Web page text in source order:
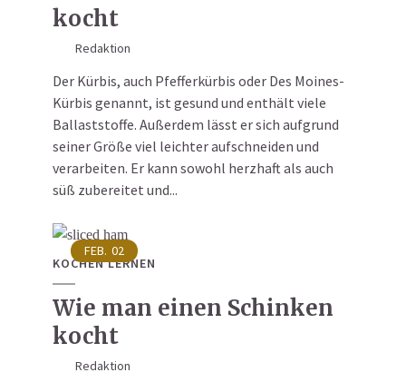
kocht
Redaktion
Der Kürbis, auch Pfefferkürbis oder Des Moines-
Kürbis genannt, ist gesund und enthält viele
Ballaststoffe. Außerdem lässt er sich aufgrund
seiner Größe viel leichter aufschneiden und
verarbeiten. Er kann sowohl herzhaft als auch
süß zubereitet und...
FEB. 02
KOCHEN LERNEN
Wie man einen Schinken
kocht
Redaktion